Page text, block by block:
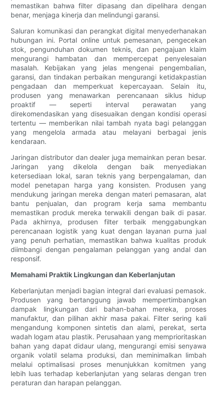
memastikan bahwa filter dipasang dan dipelihara dengan
benar, menjaga kinerja dan melindungi garansi.
Saluran komunikasi dan perangkat digital menyederhanakan
hubungan ini. Portal online untuk pemesanan, pengecekan
stok, pengunduhan dokumen teknis, dan pengajuan klaim
mengurangi hambatan dan mempercepat penyelesaian
masalah. Kebijakan yang jelas mengenai pengembalian,
garansi, dan tindakan perbaikan mengurangi ketidakpastian
pengadaan dan memperkuat kepercayaan. Selain itu,
produsen yang menawarkan perencanaan siklus hidup
proaktif — seperti interval perawatan yang
direkomendasikan yang disesuaikan dengan kondisi operasi
tertentu — memberikan nilai tambah nyata bagi pelanggan
yang mengelola armada atau melayani berbagai jenis
kendaraan.
Jaringan distributor dan dealer juga memainkan peran besar.
Jaringan yang dikelola dengan baik menyediakan
ketersediaan lokal, saran teknis yang berpengalaman, dan
model penetapan harga yang konsisten. Produsen yang
mendukung jaringan mereka dengan materi pemasaran, alat
bantu penjualan, dan program kerja sama membantu
memastikan produk mereka terwakili dengan baik di pasar.
Pada akhirnya, produsen filter terbaik menggabungkan
perencanaan logistik yang kuat dengan layanan purna jual
yang penuh perhatian, memastikan bahwa kualitas produk
diimbangi dengan pengalaman pelanggan yang andal dan
responsif.
Memahami Praktik Lingkungan dan Keberlanjutan
Keberlanjutan menjadi bagian integral dari evaluasi pemasok.
Produsen yang bertanggung jawab mempertimbangkan
dampak lingkungan dari bahan-bahan mereka, proses
manufaktur, dan pilihan akhir masa pakai. Filter sering kali
mengandung komponen sintetis dan alami, perekat, serta
wadah logam atau plastik. Perusahaan yang memprioritaskan
bahan yang dapat didaur ulang, mengurangi emisi senyawa
organik volatil selama produksi, dan meminimalkan limbah
melalui optimalisasi proses menunjukkan komitmen yang
lebih luas terhadap keberlanjutan yang selaras dengan tren
peraturan dan harapan pelanggan.